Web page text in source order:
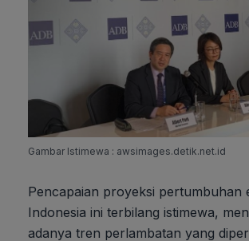
Gambar Istimewa : awsimages.detik.net.id
Pencapaian proyeksi pertumbuhan
Indonesia ini terbilang istimewa,
adanya tren perlambatan yang